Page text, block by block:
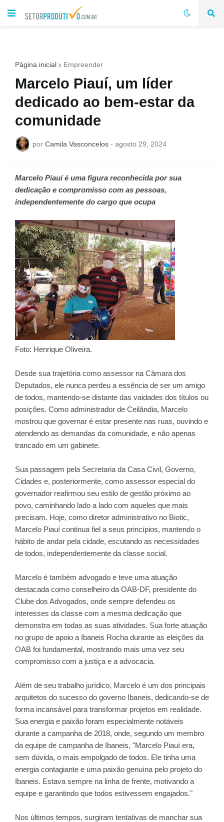
Página inicial Empreender
Marcelo Piauí, um líder
dedicado ao bem-estar da
comunidade
por Camila Vasconcelos - agosto 29, 2024
Marcelo Piauí é uma figura reconhecida por sua
dedicação e compromisso com as pessoas,
independentemente do cargo que ocupa
Foto: Henrique Oliveira.
Desde sua trajetória como assessor na Câmara dos
Deputados, ele nunca perdeu a essência de ser um amigo
de todos, mantendo-se distante das vaidades dos títulos ou
posições. Como administrador de Ceilândia, Marcelo
mostrou que governar é estar presente nas ruas, ouvindo e
atendendo as demandas da comunidade, e não apenas
trancado em um gabinete.
Sua passagem pela Secretaria da Casa Civil, Governo,
Cidades e, posteriormente, como assessor especial do
governador reafirmou seu estilo de gestão próximo ao
povo, caminhando lado a lado com aqueles que mais
precisam. Hoje, como diretor administrativo no Biotic,
Marcelo Piauí continua fiel a seus princípios, mantendo o
hábito de andar pela cidade, escutando as necessidades
de todos, independentemente da classe social.
Marcelo é também advogado e teve uma atuação
destacada como conselheiro da OAB-DF, presidente do
Clube dos Advogados, onde sempre defendeu os
interesses da classe com a mesma dedicação que
demonstra em todas as suas atividades. Sua forte atuação
no grupo de apoio a Ibaneis Rocha durante as eleições da
OAB foi fundamental, mostrando mais uma vez seu
compromisso com a justiça e a advocacia.
Além de seu trabalho jurídico, Marcelo é um dos principais
arquitetos do sucesso do governo Ibaneis, dedicando-se de
forma incansável para transformar projetos em realidade.
Sua energia e paixão foram especialmente notáveis
durante a campanha de 2018, onde, segundo um membro
da equipe de campanha de Ibaneis, "Marcelo Piauí era,
sem dúvida, o mais empolgado de todos. Ele tinha uma
energia contagiante e uma paixão genuína pelo projeto do
Ibaneis. Estava sempre na linha de frente, motivando a
equipe e garantindo que todos estivessem engajados."
Nos últimos tempos, surgiram tentativas de manchar sua